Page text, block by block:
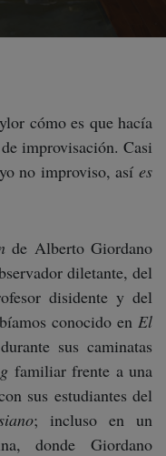
cómo es que hacía
improvisación. Casi
no improviso, así es
de Alberto Giordano
diletante, del
disidente y del
conocido en El
sus caminatas
familiar frente a una
sus estudiantes del
; incluso en un
donde Giordano